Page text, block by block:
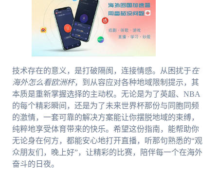
技术存在的意义，是打破隔阂，连接情感。从困扰于在
海外怎么看欧洲杯，到从容应对各种地域限制提示，其
本质是重新掌握选择的主动权。无论是为了英超、NBA
的每个精彩瞬间，还是为了未来世界杯那份与同胞同频
的激情，一套可靠的解决方案能让你摆脱地域的束缚，
纯粹地享受体育带来的快乐。希望这份指南，能帮助你
无论身在何方，都能安心地打开直播，听那句熟悉的“观
众朋友们，晚上好”，让精彩的比赛，陪伴每一个在海外
奋斗的日夜。